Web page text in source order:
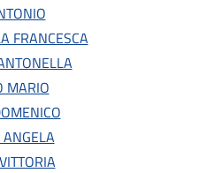
FRANCESCA
MARIO